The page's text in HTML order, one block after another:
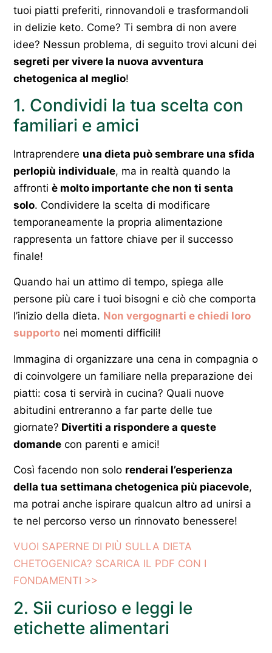
tuoi piatti preferiti, rinnovandoli e trasformandoli
in delizie keto. Come? Ti sembra di non avere
idee? Nessun problema, di seguito trovi alcuni dei
segreti per vivere la nuova avventura
chetogenica al meglio!
1. Condividi la tua scelta con
familiari e amici
Intraprendere una dieta può sembrare una sfida
perlopiù individuale, ma in realtà quando la
affronti è molto importante che non ti senta
solo. Condividere la scelta di modificare
temporaneamente la propria alimentazione
rappresenta un fattore chiave per il successo
finale!
Quando hai un attimo di tempo, spiega alle
persone più care i tuoi bisogni e ciò che comporta
l’inizio della dieta. Non vergognarti e chiedi loro
supporto nei momenti difficili!
Immagina di organizzare una cena in compagnia o
di coinvolgere un familiare nella preparazione dei
piatti: cosa ti servirà in cucina? Quali nuove
abitudini entreranno a far parte delle tue
giornate? Divertiti a rispondere a queste
domande con parenti e amici!
Così facendo non solo renderai l’esperienza
della tua settimana chetogenica più piacevole,
ma potrai anche ispirare qualcun altro ad unirsi a
te nel percorso verso un rinnovato benessere!
VUOI SAPERNE DI PIÙ SULLA DIETA
CHETOGENICA? SCARICA IL PDF CON I
FONDAMENTI >>
2. Sii curioso e leggi le
etichette alimentari